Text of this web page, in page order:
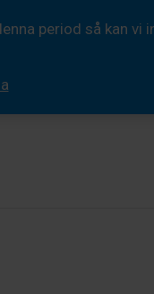
period så kan